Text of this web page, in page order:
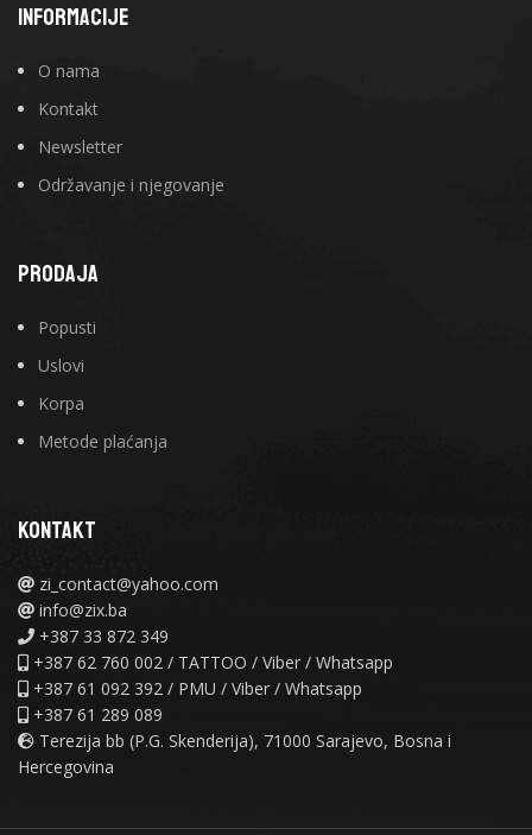
INFORMACIJE
O nama
Kontakt
Newsletter
Održavanje i njegovanje
PRODAJA
Popusti
Uslovi
Korpa
Metode plaćanja
KONTAKT
zi_contact@yahoo.com
info@zix.ba
+387 33 872 349
+387 62 760 002 / TATTOO / Viber / Whatsapp
+387 61 092 392 / PMU / Viber / Whatsapp
+387 61 289 089
Terezija bb (P.G. Skenderija), 71000 Sarajevo, Bosna i
Hercegovina